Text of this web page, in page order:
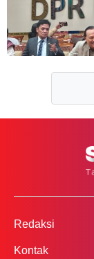
Redaksi
Kontak